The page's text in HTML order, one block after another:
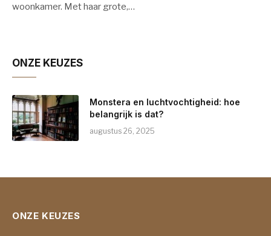
woonkamer. Met haar grote,…
ONZE KEUZES
Monstera en luchtvochtigheid: hoe
belangrijk is dat?
augustus 26, 2025
ONZE KEUZES